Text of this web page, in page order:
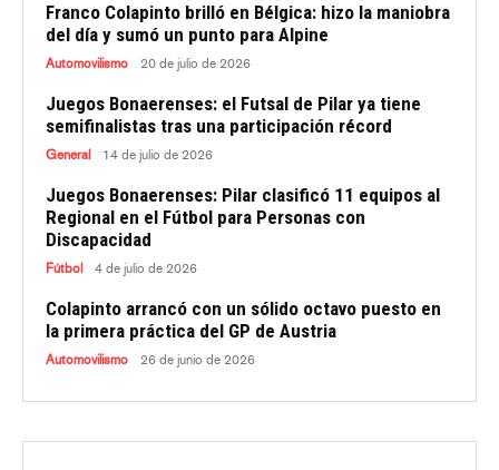
Franco Colapinto brilló en Bélgica: hizo la maniobra
del día y sumó un punto para Alpine
Automovilismo 20 de julio de 2026
Juegos Bonaerenses: el Futsal de Pilar ya tiene
semifinalistas tras una participación récord
General 14 de julio de 2026
Juegos Bonaerenses: Pilar clasificó 11 equipos al
Regional en el Fútbol para Personas con
Discapacidad
Fútbol 4 de julio de 2026
Colapinto arrancó con un sólido octavo puesto en
la primera práctica del GP de Austria
Automovilismo 26 de junio de 2026